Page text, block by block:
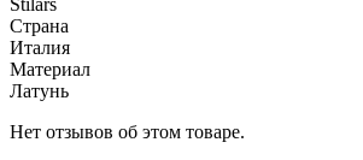
Страна
Италия
Материал
Латунь
Нет отзывов об этом товаре.